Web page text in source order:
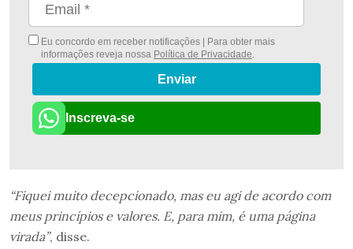
Eu concordo em receber notificações | Para obter mais
informações reveja nossa Política de Privacidade
Enviar
Inscreva-se
“Fiquei muito decepcionado, mas eu agi de acordo com
meus princípios e valores. E, para mim, é uma página
virada”, disse.